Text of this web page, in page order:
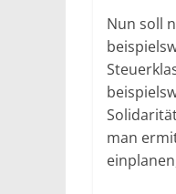
Nun soll
man